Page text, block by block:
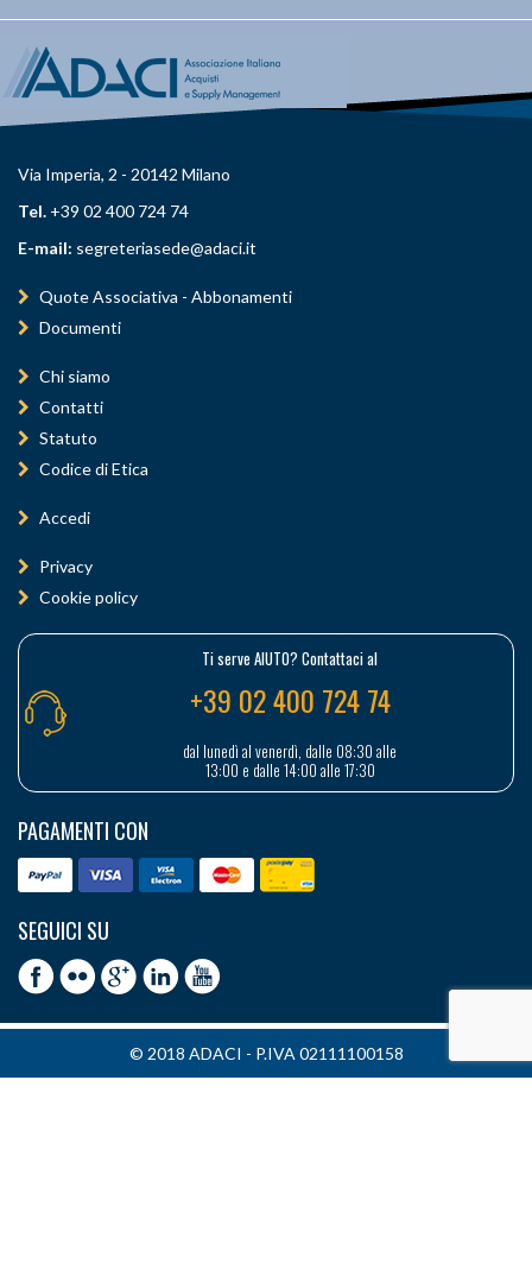
Via Imperia, 2 - 20142 Milano
Tel. +39 02 400 724 74
E-mail: segreteriasede@adaci.it
Quote Associativa - Abbonamenti
Documenti
Chi siamo
Contatti
Statuto
Codice di Etica
Accedi
Privacy
Cookie policy
Ti serve AIUTO? Contattaci al
+39 02 400 724 74
dal lunedì al venerdì, dalle 08:30 alle
13:00 e dalle 14:00 alle 17:30
PAGAMENTI CON
SEGUICI SU
© 2018 ADACI - P.IVA 02111100158